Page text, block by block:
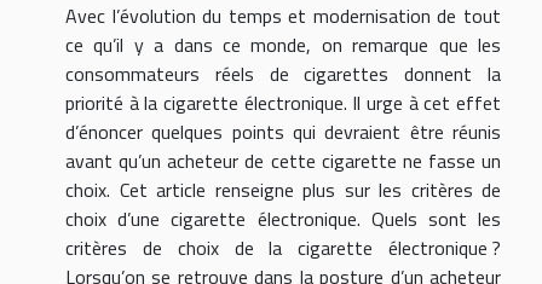
Avec l’évolution du temps et modernisation de tout
ce qu’il y a dans ce monde, on remarque que les
consommateurs réels de cigarettes donnent la
priorité à la cigarette électronique. Il urge à cet effet
d’énoncer quelques points qui devraient être réunis
avant qu’un acheteur de cette cigarette ne fasse un
choix. Cet article renseigne plus sur les critères de
choix d’une cigarette électronique. Quels sont les
critères de choix de la cigarette électronique ?
Lorsqu’on se retrouve dans la posture d’un acheteur